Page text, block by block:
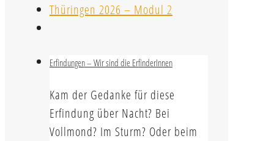
Thüringen 2026 – Modul 2
Erfindungen – Wir sind die ErfinderInnen
Kam der Gedanke für diese
Erfindung über Nacht? Bei
Vollmond? Im Sturm? Oder beim